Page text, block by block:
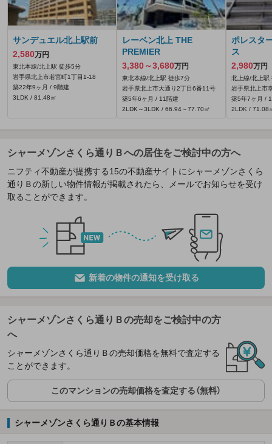
サンデュエル北上駅前
2,580万円
東北本線/北上駅 徒歩5分
岩手県北上市若宮町1丁目1-18
築22年9ヶ月 / 9階建
3LDK / 81.48㎡
レーベン北上 THE
PREMIER
3,380～3,680万円
東北本線/北上駅 徒歩7分
岩手県北上市大通り2丁目6番11号
築5年6ヶ月 / 11階建
2LDK～3LDK / 66.94～77.70㎡
ポレスタ
ス
2,980万円
北上線/北上駅
岩手県北上市
築5年7ヶ月 /
2LDK / 71.08
シャーメゾンさくら通りＢへの居住をご検討中の方へ
ニフティ不動産が提携する15の不動産サイトにシャーメゾンさくら
通りＢの新しい物件情報が掲載されたら、メールでお知らせを受け
取ることができます。
新着の物件の通知を受け取る
シャーメゾンさくら通りＢの売却をご検討中の方
へ
シャーメゾンさくら通りＢの売却価格を無料で査定する
ことができます。
このマンションの売却価格を査定する（無料）
シャーメゾンさくら通りＢの基本情報